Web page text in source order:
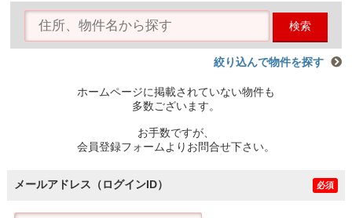
検索
絞り込んで物件を探す
ホームページに掲載されていない物件も
多数ございます。
お手数ですが、
会員登録フォームよりお問合せ下さい。
メールアドレス（ログインID） 必須